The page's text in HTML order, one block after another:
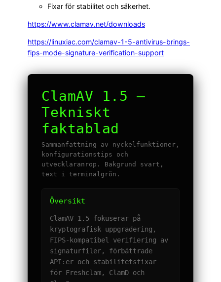
Fixar för stabilitet och säkerhet.
https://www.clamav.net/downloads
https://linuxiac.com/clamav-1-5-antivirus-brings-
fips-mode-signature-verification-support
ClamAV 1.5 –
Tekniskt
faktablad
Sammanfattning av nyckelfunktioner,
konfigurationstips och
utvecklaranrop. Bakgrund svart,
text i terminalgrön.
Översikt
ClamAV 1.5 fokuserar på
kryptografisk uppgradering,
FIPS-kompatibel verifiering av
signaturfiler, förbättrade
API:er och stabilitetsfixar
för Freshclam, ClamD och